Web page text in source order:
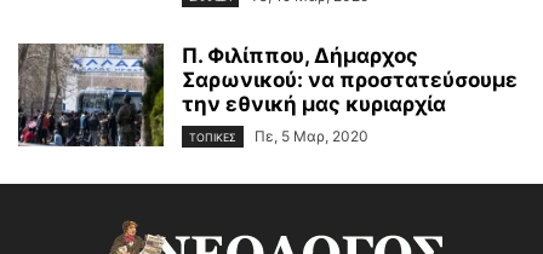
Π. Φιλίππου, Δήμαρχος
Σαρωνικού: να προστατεύσουμε
την εθνική μας κυριαρχία
ΤΟΠΙΚΕΣ Πε, 5 Μαρ, 2020